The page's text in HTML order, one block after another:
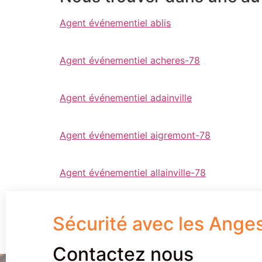
Agent événementiel ablis
Agent événementiel acheres-78
Agent événementiel adainville
Agent événementiel aigremont-78
Agent événementiel allainville-78
Sécurité avec les
Contactez nous